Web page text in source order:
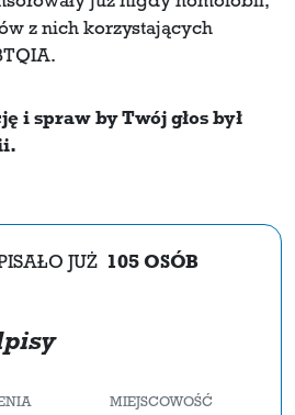
z nich korzystających
i spraw by Twój głos był
JUŻ 105 OSÓB
MIEJSCOWOŚĆ